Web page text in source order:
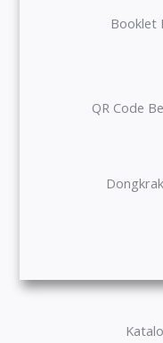
Booklet
QR Code